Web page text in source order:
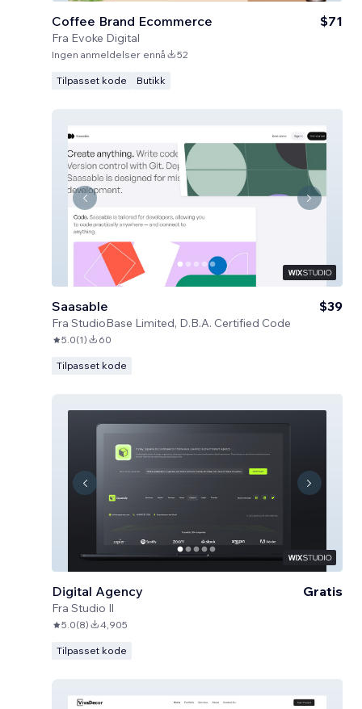
Coffee Brand Ecommerce
Fra Evoke Digital
$71
Ingen anmeldelser ennå 52
Tilpasset kode Butikk
Saasable
Fra StudioBase Limited, D.B.A. Certified Code
$39
5.0(1) 60
Tilpasset kode
Digital Agency
Fra Studio Il
Gratis
5.0(8) 4,905
Tilpasset kode